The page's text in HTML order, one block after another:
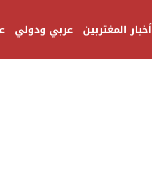
أخبار المغتربين عربي ودولي